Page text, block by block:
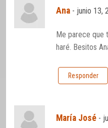
Ana - junio 13,
Me parece que
haré. Besitos
Responder
María José -